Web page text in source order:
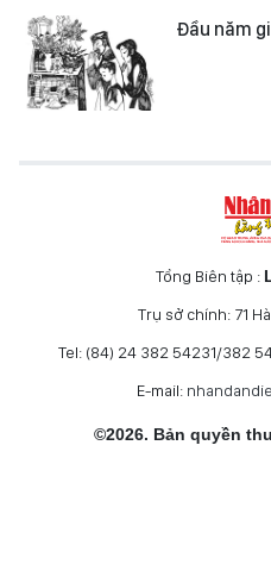
Đầu năm
Tổng Biên tập :
Trụ sở chính: 71
Tel: (84) 24 382 54231/382
E-mail:
©2026. Bản quyền